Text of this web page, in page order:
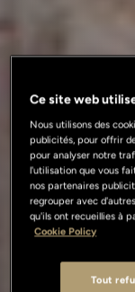
Ce site web
Nous utilisons des
publicités, pour offrir
pour analyser notre
l'utilisation que vous
nos partenaires
regrouper avec
qu'ils ont recueillies à
Cookie Policy
Tout